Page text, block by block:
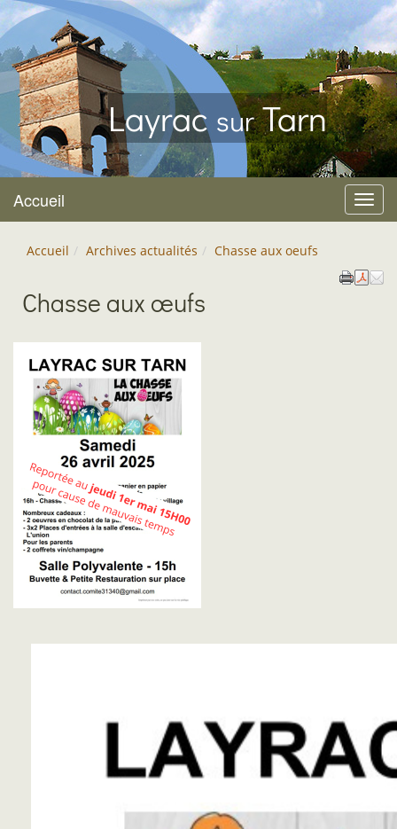
Layrac surTarn
Menu
Accueil
Accueil Archives actualités Chasse aux oeufs
Chasse aux œufs